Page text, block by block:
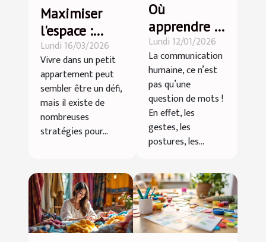
Maximiser
l'espace :
astuces pour
petits
appartements
Lundi 16/03/2026
Vivre dans un petit
appartement peut
sembler être un défi,
mais il existe de
nombreuses
stratégies pour...
Où
apprendre le
langage non
verbal ?
Lundi 12/01/2026
La communication
humaine, ce n’est
pas qu’une
question de mots !
En effet, les
gestes, les
postures, les...